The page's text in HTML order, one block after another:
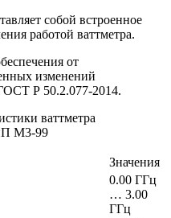
собой встроенное
работой ваттметра.
от
изменений
Р 50.2.077-2014.
ваттметра
М3-99
Значения
0.00 ГГц
… 3.00
ГГц